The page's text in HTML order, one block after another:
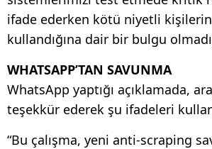
ifade ederken kötü niyetli kişilerin
kullandığına dair bir bulgu
WHATSAPP’TAN SAVUNMA
WhatsApp yaptığı açıklamada,
teşekkür ederek şu ifadeleri
“Bu çalışma, yeni anti-scraping